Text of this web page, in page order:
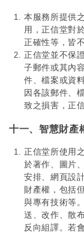
本服務所提供
用，正信堂對
正確性等，皆
正信堂並不保
子郵件或其內
件、檔案或資
因各該郵件、
致之損害，正
十一、智慧財產
正信堂所使用
於著作、圖片
安排、網頁設
財產權，包括
與專有技術等
送、改作、散
反向組譯。若